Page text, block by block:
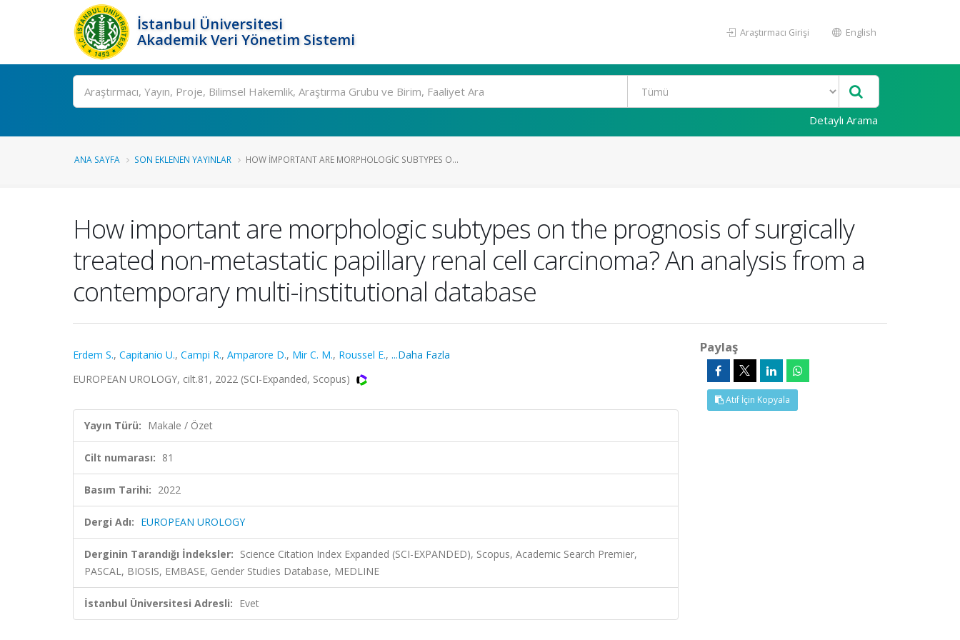
İstanbul Üniversitesi
Akademik Veri Yönetim Sistemi
Araştırmacı Girişi English
Ara
Detaylı Arama
ANA SAYFA SON EKLENEN YAYINLAR HOW IMPORTANT ARE MORPHOLOGIC SUBTYPES O...
How important are morphologic subtypes on the prognosis of surgically
treated non-metastatic papillary renal cell carcinoma? An analysis from a
contemporary multi-institutional database
Erdem S., Capitanio U., Campi R., Amparore D., Mir C. M., Roussel E., ...Daha Fazla
EUROPEAN UROLOGY, cilt.81, 2022 (SCI-Expanded, Scopus)
Yayın Türü: Makale / Özet
Cilt numarası: 81
Basım Tarihi: 2022
Dergi Adı: EUROPEAN UROLOGY
Derginin Tarandığı İndeksler: Science Citation Index Expanded (SCI-EXPANDED), Scopus, Academic Search Premier,
PASCAL, BIOSIS, EMBASE, Gender Studies Database, MEDLINE
İstanbul Üniversitesi Adresli: Evet
Paylaş
Atıf İçin Kopyala